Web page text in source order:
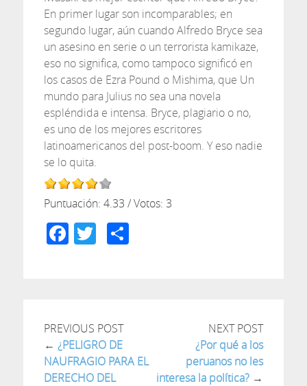
En primer lugar son incomparables; en
segundo lugar, aún cuando Alfredo Bryce sea
un asesino en serie o un terrorista kamikaze,
eso no significa, como tampoco significó en
los casos de Ezra Pound o Mishima, que Un
mundo para Julius no sea una novela
espléndida e intensa. Bryce, plagiario o no,
es uno de los mejores escritores
latinoamericanos del post-boom. Y eso nadie
se lo quita.
Puntuación: 4.33 / Votos: 3
Facebook
TwitterCompartir
PREVIOUS POST
← ¿PELIGRO DE
NAUFRAGIO PARA EL
DERECHO DEL
NEXT POST
¿Por qué a los
peruanos no les
interesa la política? →